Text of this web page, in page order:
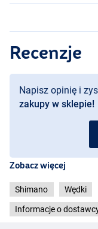
Recenzje
Napisz opinię i
zakupy w sklepie!
Zobacz więcej
Shimano Wędki
Informacje o